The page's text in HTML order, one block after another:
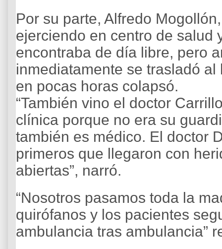
Por su parte, Alfredo
ejerciendo en centro de salud
encontraba de día libre, pero
inmediatamente se trasladó
en pocas horas colapsó.
“También vino el doctor
clínica porque no era su
también es médico. El doctor
primeros que llegaron con
abiertas”, narró.
“Nosotros pasamos toda la
quirófanos y los pacientes
ambulancia tras ambulancia”